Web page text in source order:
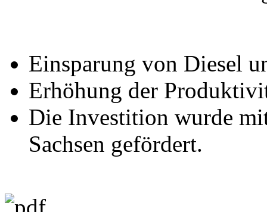
Einsparung von Diesel
Erhöhung der
Die Investition wurde
Sachsen gefördert.